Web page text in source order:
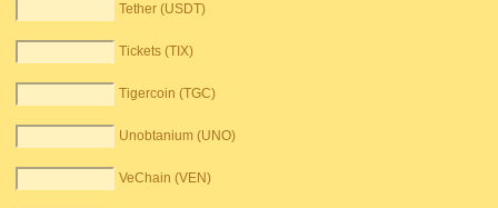
Tether (USDT)
Tickets (TIX)
Tigercoin (TGC)
Unobtanium (UNO)
VeChain (VEN)